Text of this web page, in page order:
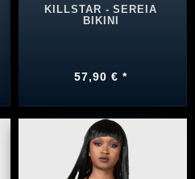
KILLSTAR - SEREIA
BIKINI
57,90 € *